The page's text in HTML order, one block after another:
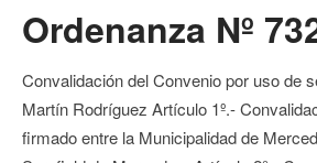
Ordenanza Nº
Convalidación del Convenio por uso de
Martín Rodríguez Artículo 1º.-
firmado entre la Municipalidad de